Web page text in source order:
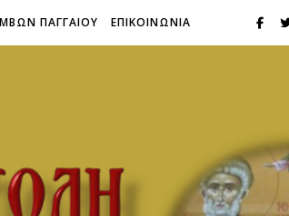
ΠΑΓΓΑΙΟΥ ΕΠΙΚΟΙΝΩΝΙΑ